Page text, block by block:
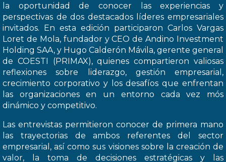
la oportunidad de conocer las experiencias y
perspectivas de dos destacados líderes empresariales
invitados. En esta edición participaron Carlos Vargas
Loret de Mola, fundador y CEO de Andino Investment
Holding SAA, y Hugo Calderón Mávila, gerente general
de COESTI (PRIMAX), quienes compartieron valiosas
reflexiones sobre liderazgo, gestión empresarial,
crecimiento corporativo y los desafíos que enfrentan
las organizaciones en un entorno cada vez mós
dinámico y competitivo.
Las entrevistas permitieron conocer de primera mano
las trayectorias de ambos referentes del sector
empresarial, así como sus visiones sobre la creación de
valor, la toma de decisiones estratégicas y las